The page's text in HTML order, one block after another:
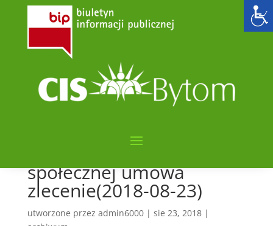
Zawiadomienie o
wyborze
najkorzystniejszej oferty
na prowadzenie
artystycznych stanowiący
społecznej umowa
zlecenie(2018-08-23)
utworzone przez admin6000| sie 23, 2018|